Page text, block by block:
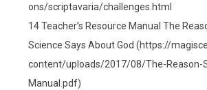
ons/scriptavaria/challenges.html
14 Teacher’s Resource Manual The
Science Says About God (https://
content/uploads/2017/08/The-Reason-
Manual.pdf)